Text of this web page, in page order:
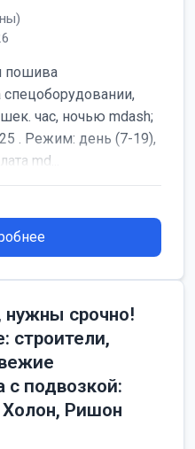
пошива
час, ночью mdash;
. Режим: день (7-19),
md...
нужны срочно!
строители,
с подвозкой:
Ришон